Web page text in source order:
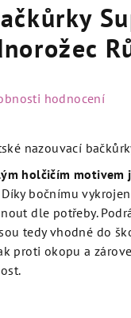
hodnocení
nazouvací
holčičím motivem
Díky bočnímu
dle potřeby.
tedy vhodné do
proti okopu a